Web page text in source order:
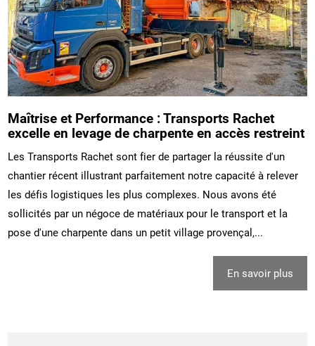
Maîtrise et Performance : Transports Rachet
excelle en levage de charpente en accès restreint
Les Transports Rachet sont fier de partager la réussite d'un
chantier récent illustrant parfaitement notre capacité à relever
les défis logistiques les plus complexes. Nous avons été
sollicités par un négoce de matériaux pour le transport et la
pose d'une charpente dans un petit village provençal,...
En savoir plus